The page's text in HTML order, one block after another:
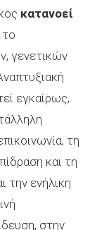
κατανοεί
το
γενετικών
εγκαίρως,
τη
και τη
την ενήλικη
στην